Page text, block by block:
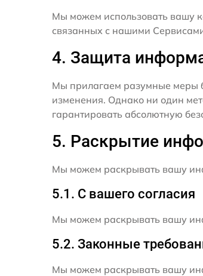
Мы можем использовать вашу
связанных с нашими
4. Защита
Мы прилагаем разумные меры
изменения. Однако ни один
гарантировать абсолютную
5. Раскрытие
Мы можем раскрывать вашу
5.1. С вашего согласия
Мы можем раскрывать вашу
5.2. Законные
Мы можем раскрывать вашу